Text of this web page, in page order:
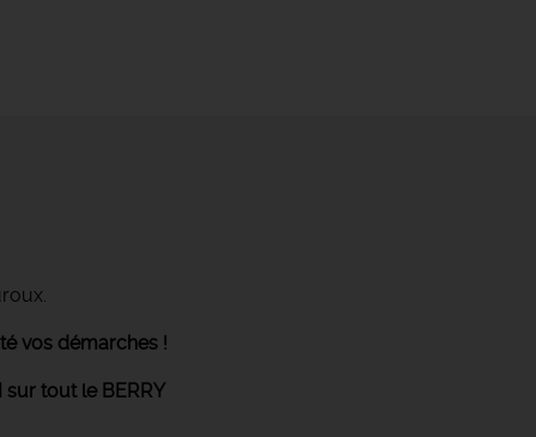
vos démarches !
tout le BERRY